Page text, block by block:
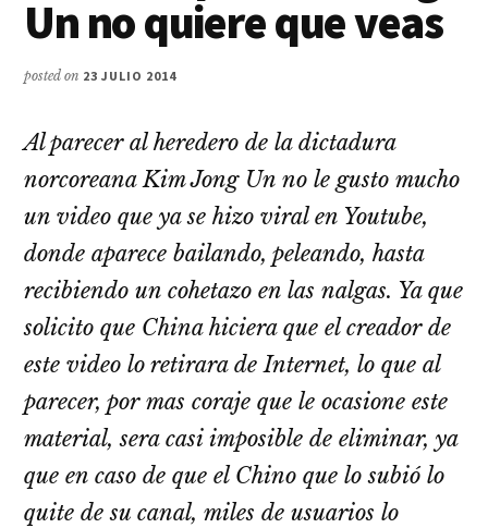
Un no quiere que veas
posted on 23 JULIO 2014
Al parecer al heredero de la dictadura
norcoreana Kim Jong Un no le gusto mucho
un video que ya se hizo viral en Youtube,
donde aparece bailando, peleando, hasta
recibiendo un cohetazo en las nalgas. Ya que
solicito que China hiciera que el creador de
este video lo retirara de Internet, lo que al
parecer, por mas coraje que le ocasione este
material, sera casi imposible de eliminar, ya
que en caso de que el Chino que lo subió lo
quite de su canal, miles de usuarios lo